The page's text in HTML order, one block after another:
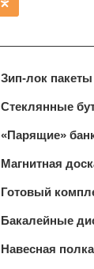
Зип-лок пакеты
Стеклянные
«Парящие»
Магнитная
Готовый
Бакалейные
Навесная